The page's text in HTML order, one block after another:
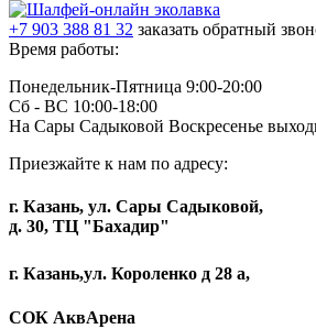
+7 903 388 81 32 заказать обратный
Время работы:
Понедельник-Пятница 9:00-20:00
Сб - ВС 10:00-18:00
На Сары Садыковой Воскресенье
Приезжайте к нам по адресу:
г. Казань, ул. Сары Садыковой,
д. 30, ТЦ "Бахадир"
г. Казань,ул. Короленко д 28 а,
СОК АквАрена